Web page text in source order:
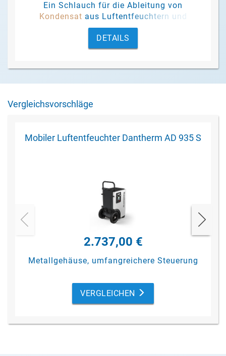
Ein Schlauch für die Ableitung von
Kondensat aus Luftentfeuchtern und
Pumpen.
DETAILS
Vergleichsvorschläge
Mobiler Luftentfeuchter Dantherm AD 935 S
2.737,00 €
Metallgehäuse, umfangreichere Steuerung
VERGLEICHEN